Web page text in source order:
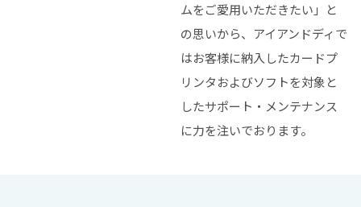
ムをご愛用いただきたい」と
の思いから、アイアンドディで
はお客様に納入したカードプ
リンタおよびソフトを対象と
したサポート・メンテナンス
に力を注いでおります。